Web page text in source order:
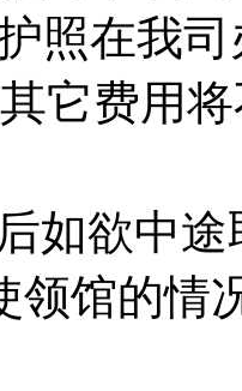
照在我
它费用
如欲中
领馆的情